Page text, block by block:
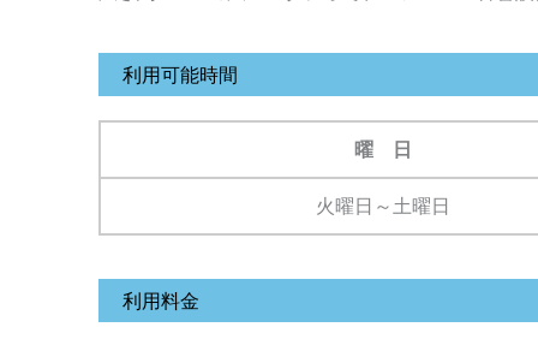
利用可能時間
曜 日
火曜日～土曜日
利用料金